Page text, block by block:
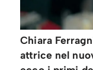
Chiara
attrice nel